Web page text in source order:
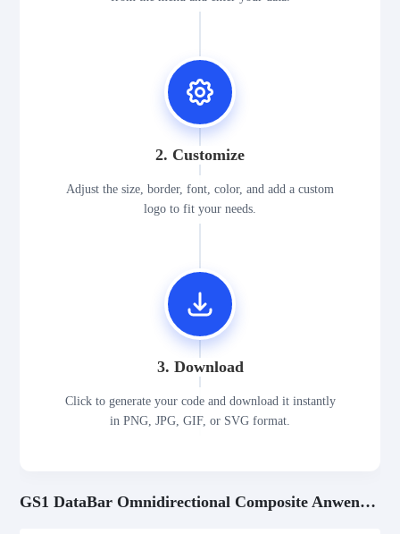
2. Customize
Adjust the size, border, font, color, and add a custom
logo to fit your needs.
3. Download
Click to generate your code and download it instantly
in PNG, JPG, GIF, or SVG format.
GS1 DataBar Omnidirectional Composite Anwendungsszenarien